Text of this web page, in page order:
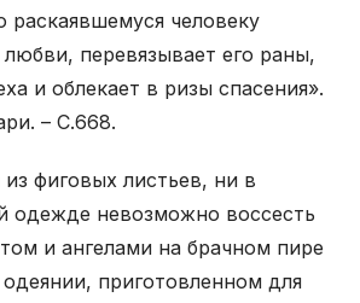
раскаявшемуся человеку
перевязывает его раны,
и облекает в ризы спасения».
– С.668.
фиговых листьев, ни в
одежде невозможно воссесть
и ангелами на брачном пире
приготовленном для